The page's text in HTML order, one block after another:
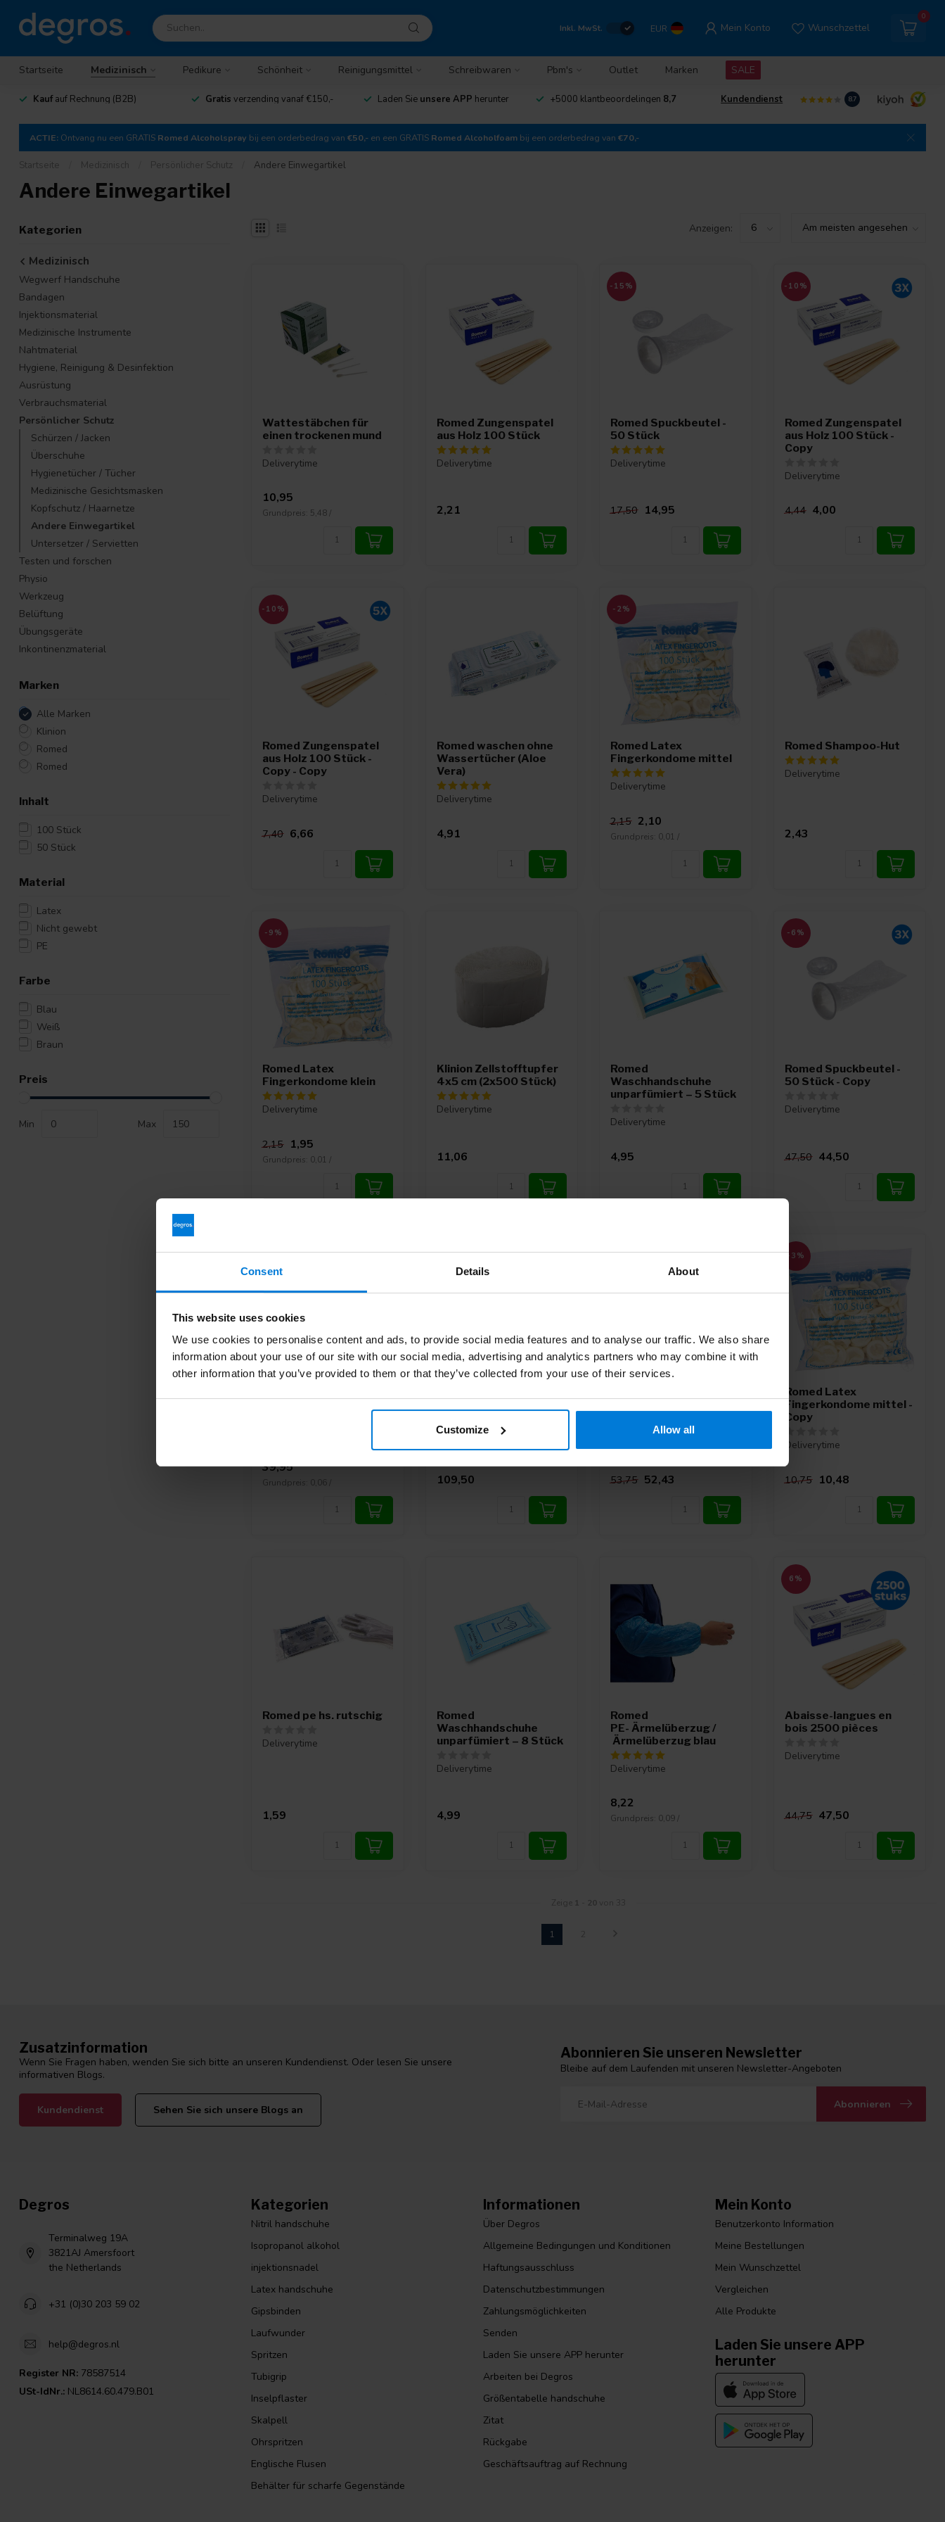
Consent Details About
This website uses cookies
We use cookies to personalise content and ads, to provide social media features and to analyse our traffic. We also share
information about your use of our site with our social media, advertising and analytics partners who may combine it with
other information that you’ve provided to them or that they’ve collected from your use of their services.
Customize Allow all
Inkl. MwSt. EUR Mein Konto Wunschzettel
0
Startseite Medizinisch Pedikure Schönheit Reinigungsmittel Schreibwaren Pbm's Outlet Marken SALE
Kaufauf Rechnung (B2B) Gratis verzending vanaf €150,- Laden Sie unsere APP herunter +5000 klantbeoordelingen 8,7 Kundendienst 8.7
ACTIE: Ontvang nu een GRATIS Romed Alcoholspray bij een orderbedrag van €50,- en een GRATIS Romed Alcoholfoam bij een orderbedrag van €70,-
Startseite Medizinisch Persönlicher Schutz Andere Einwegartikel
Andere Einwegartikel
Kategorien
Medizinisch
Wegwerf Handschuhe
Bandagen
Injektionsmaterial
Medizinische Instrumente
Nahtmaterial
Hygiene, Reinigung & Desinfektion
Ausrüstung
Verbrauchsmaterial
Persönlicher Schutz
Schürzen / Jacken
Überschuhe
Hygienetücher / Tücher
Medizinische Gesichtsmasken
Kopfschutz / Haarnetze
Andere Einwegartikel
Untersetzer / Servietten
Testen und forschen
Physio
Werkzeug
Belüftung
Übungsgeräte
Inkontinenzmaterial
Marken
Alle Marken
Klinion
Romed
Romed
Inhalt
100 Stück
50 Stück
Material
Latex
Nicht gewebt
PE
Farbe
Blau
Weiß
Braun
Preis
Min Max
Anzeigen:
Wattestäbchen für
einen trockenen mund
Deliverytime
10,95
Grundpreis: 5,48 /
Romed Zungenspatel
aus Holz 100 Stück
Deliverytime
2,21
-15%
Romed Spuckbeutel -
50 Stück
Deliverytime
17,50 14,95
-10%
Romed Zungenspatel
aus Holz 100 Stück -
Copy
Deliverytime
4,44 4,00
-10%
Romed Zungenspatel
aus Holz 100 Stück -
Copy - Copy
Deliverytime
7,40 6,66
Romed waschen ohne
Wassertücher (Aloe
Vera)
Deliverytime
4,91
-2%
Romed Latex
Fingerkondome mittel
Deliverytime
2,15 2,10
Grundpreis: 0,01 /
Romed Shampoo-Hut
Deliverytime
2,43
-9%
Romed Latex
Fingerkondome klein
Deliverytime
2,15 1,95
Grundpreis: 0,01 /
Klinion Zellstofftupfer
4x5 cm (2x500 Stück)
Deliverytime
11,06
Romed
Waschhandschuhe
unparfümiert – 5 Stück
Deliverytime
4,95
-6%
Romed Spuckbeutel -
50 Stück - Copy
Deliverytime
47,50 44,50
39,95
Grundpreis: 0,06 / 109,50
-2%
53,75 52,43
-3%
Romed Latex
Fingerkondome mittel -
Copy
Deliverytime
10,75 10,48
Romed pe hs. rutschig
Deliverytime
1,59
Romed
Waschhandschuhe
unparfümiert – 8 Stück
Deliverytime
4,99
Romed
PE- Ärmelüberzug /
Ärmelüberzug blau
Deliverytime
8,22
Grundpreis: 0,09 /
6%
Abaisse-langues en
bois 2500 pièces
Deliverytime
44,75 47,50
Zeige 1 20 von 33
1 2
Zusatzinformation
Wenn Sie Fragen haben, wenden Sie sich bitte an unseren Kundendienst. Oder lesen Sie unsere
informativen Blogs.
Kundendienst Sehen Sie sich unsere Blogs an
Abonnieren Sie unseren Newsletter
Bleibe auf dem Laufenden mit unseren Newsletter-Angeboten
Abonnieren
Degros
Terminalweg 19A
3821AJ Amersfoort
the Netherlands
+31 (0)30 203 59 02
help@degros.nl
Register NR: 78587514
USt-IdNr.: NL8614.60.479.B01
Kategorien
Nitril handschuhe
Isopropanol alkohol
injektionsnadel
Latex handschuhe
Gipsbinden
Laufwunder
Spritzen
Tubigrip
Inselpflaster
Skalpell
Ohrspritzen
Englische Flusen
Behälter für scharfe Gegenstände
Informationen
Über Degros
Allgemeine Bedingungen und Konditionen
Haftungsausschluss
Datenschutzbestimmungen
Zahlungsmöglichkeiten
Senden
Laden Sie unsere APP herunter
Arbeiten bei Degros
Größentabelle handschuhe
Zitat
Rückgabe
Geschäftsauftrag auf Rechnung
Mein Konto
Benutzerkonto Information
Meine Bestellungen
Mein Wunschzettel
Vergleichen
Alle Produkte
Laden Sie unsere APP
herunter